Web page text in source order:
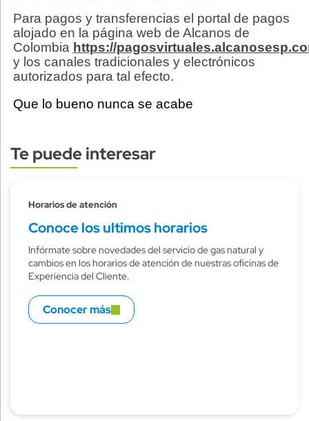
Para pagos y transferencias el portal de pagos
alojado en la página web de Alcanos de
Colombia https://
y los canales tradicionales y electrónicos
autorizados para tal efecto.
Que lo bueno nunca se acabe
Subtitulo
Te puede interesar
Horarios de atención
Conoce los ultimos horarios
Infórmate sobre novedades del servicio de gas natural y
cambios en los horarios de atención de nuestras oficinas de
Experiencia del Cliente.
Conocer más